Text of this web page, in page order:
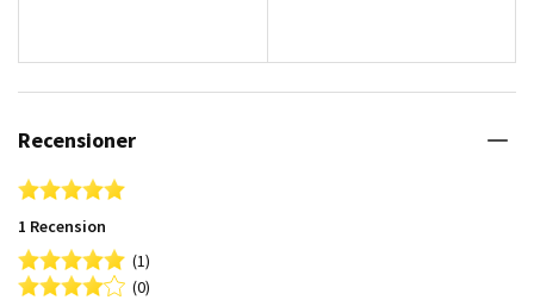
Recensioner
5.0 star rating
1 Recension
(1)
(0)